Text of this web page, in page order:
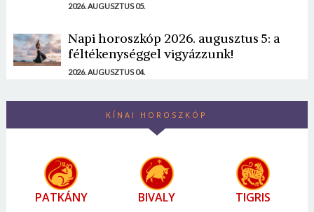
2026. AUGUSZTUS 05.
Napi horoszkóp 2026. augusztus 5: a
féltékenységgel vigyázzunk!
2026. AUGUSZTUS 04.
KÍNAI HOROSZKÓP
PATKÁNY BIVALY TIGRIS